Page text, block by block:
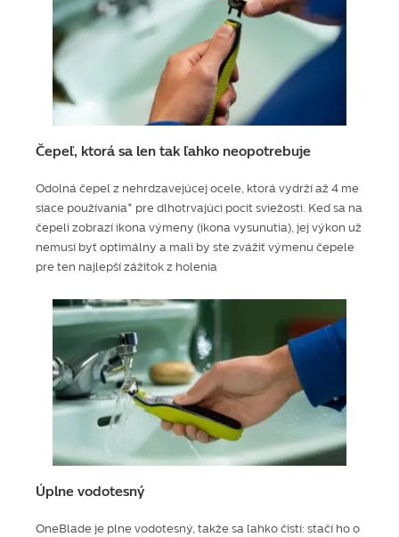
Čepeľ, ktorá sa len tak ľahko neopotrebuje
Odolná čepeľ z nehrdzavejúcej ocele, ktorá vydrží až 4 me
siace používania* pre dlhotrvajúci pocit sviežosti. Keď sa na
čepeli zobrazí ikona výmeny (ikona vysunutia), jej výkon už
nemusí byť optimálny a mali by ste zvážiť výmenu čepele
pre ten najlepší zážitok z holenia
Úplne vodotesný
OneBlade je plne vodotesný, takže sa ľahko čistí: stačí ho o